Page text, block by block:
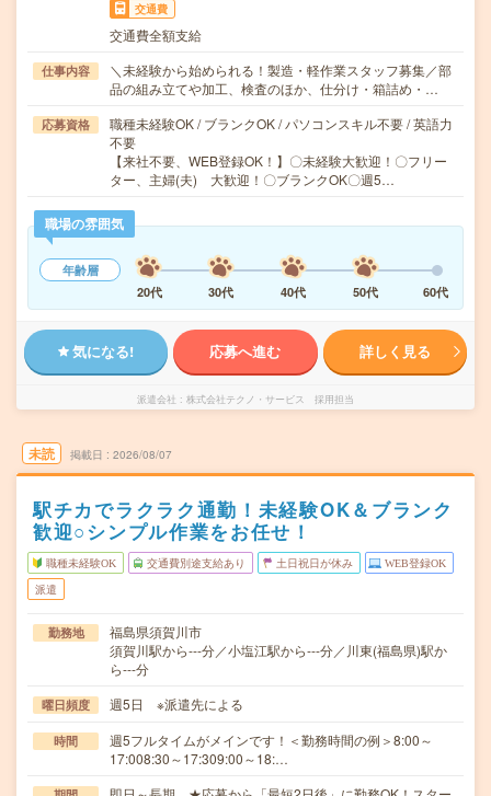
交通費
交通費全額支給
仕事内容
＼未経験から始められる！製造・軽作業スタッフ募集／部
品の組み立てや加工、検査のほか、仕分け・箱詰め・…
応募資格
職種未経験OK / ブランクOK / パソコンスキル不要 / 英語力
不要
【来社不要、WEB登録OK！】〇未経験大歓迎！〇フリー
ター、主婦(夫) 大歓迎！〇ブランクOK〇週5…
職場の雰囲気
年齢層
20代
30代 40代 50代 60代
気になる! 応募へ進む 詳しく見る
派遣会社 株式会社テクノ・サービス 採用担当
未読 掲載日 2026/08/07
駅チカでラクラク通勤！未経験OK＆ブランク
歓迎○シンプル作業をお任せ！
職種未経験OK 交通費別途支給あり 土日祝日が休み WEB登録OK
派遣
勤務地
福島県須賀川市
須賀川駅から---分／小塩江駅から---分／川東(福島県)駅か
ら---分
曜日頻度 週5日 ※派遣先による
時間
週5フルタイムがメインです！＜勤務時間の例＞8:00～
17:008:30～17:309:00～18:…